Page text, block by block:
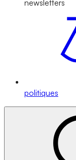
newsletters
politiques